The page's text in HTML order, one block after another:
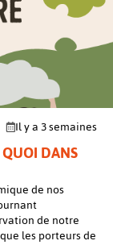
Il y a 3 semaines
DANS
de nos
de notre
les porteurs de